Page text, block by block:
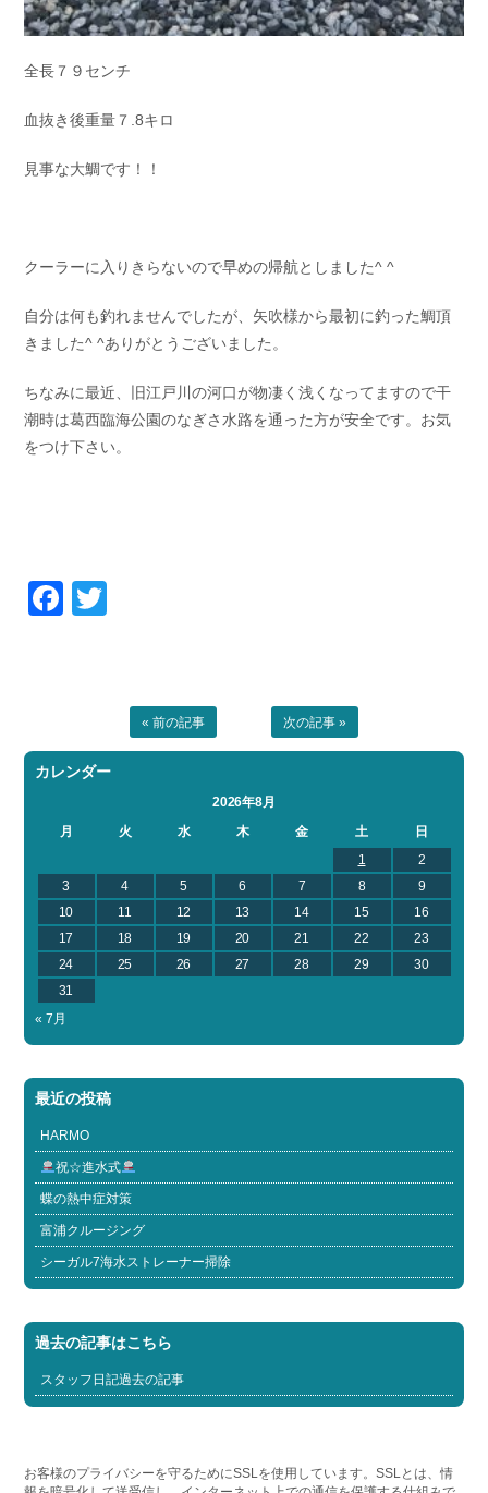
全長７９センチ
血抜き後重量７.8キロ
見事な大鯛です！！
クーラーに入りきらないので早めの帰航としました^ ^
自分は何も釣れませんでしたが、矢吹様から最初に釣った鯛頂
きました^ ^ありがとうございました。
ちなみに最近、旧江戸川の河口が物凄く浅くなってますので干
潮時は葛西臨海公園のなぎさ水路を通った方が安全です。お気
をつけ下さい。
Facebook
« 前の記事 次の記事 »
カレンダー
2026年8月
月
火 水 木 金 土
日
1
2
3
4 5 6 7 8
9
10
11 12 13 14 15
16
17
18 19 20 21 22
23
24
25 26 27 28 29
30
31
« 7月
最近の投稿
HARMO
祝☆進水式
蝶の熱中症対策
富浦クルージング
シーガル7海水ストレーナー掃除
過去の記事はこちら
スタッフ日記過去の記事
お客様のプライバシーを守るためにSSLを使用しています。SSLとは、情